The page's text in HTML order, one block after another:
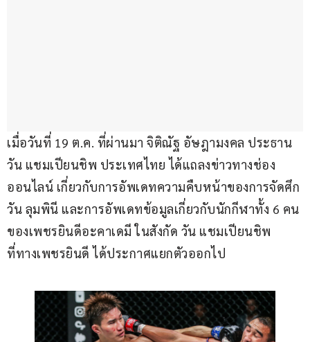
เมื่อวันที่ 19 ต.ค. ที่ผ่านมา จิติณัฐ อัษฎามงคล ประธาน
วัน แชมเปียนชิพ ประเทศไทย ได้แถลงข่าวทางช่อง
ออนไลน์ เกี่ยวกับการอัพเดทความคืบหน้าของการจัดศึก
วัน ลุมพินี และการอัพเดทข้อมูลเกี่ยวกับนักกีฬาทั้ง 6 คน
ของเพชรยินดีอะคาเดมี ในสังกัด วัน แชมเปียนชิพ
ที่ทางเพชรยินดี ได้ประกาศแยกตัวออกไป